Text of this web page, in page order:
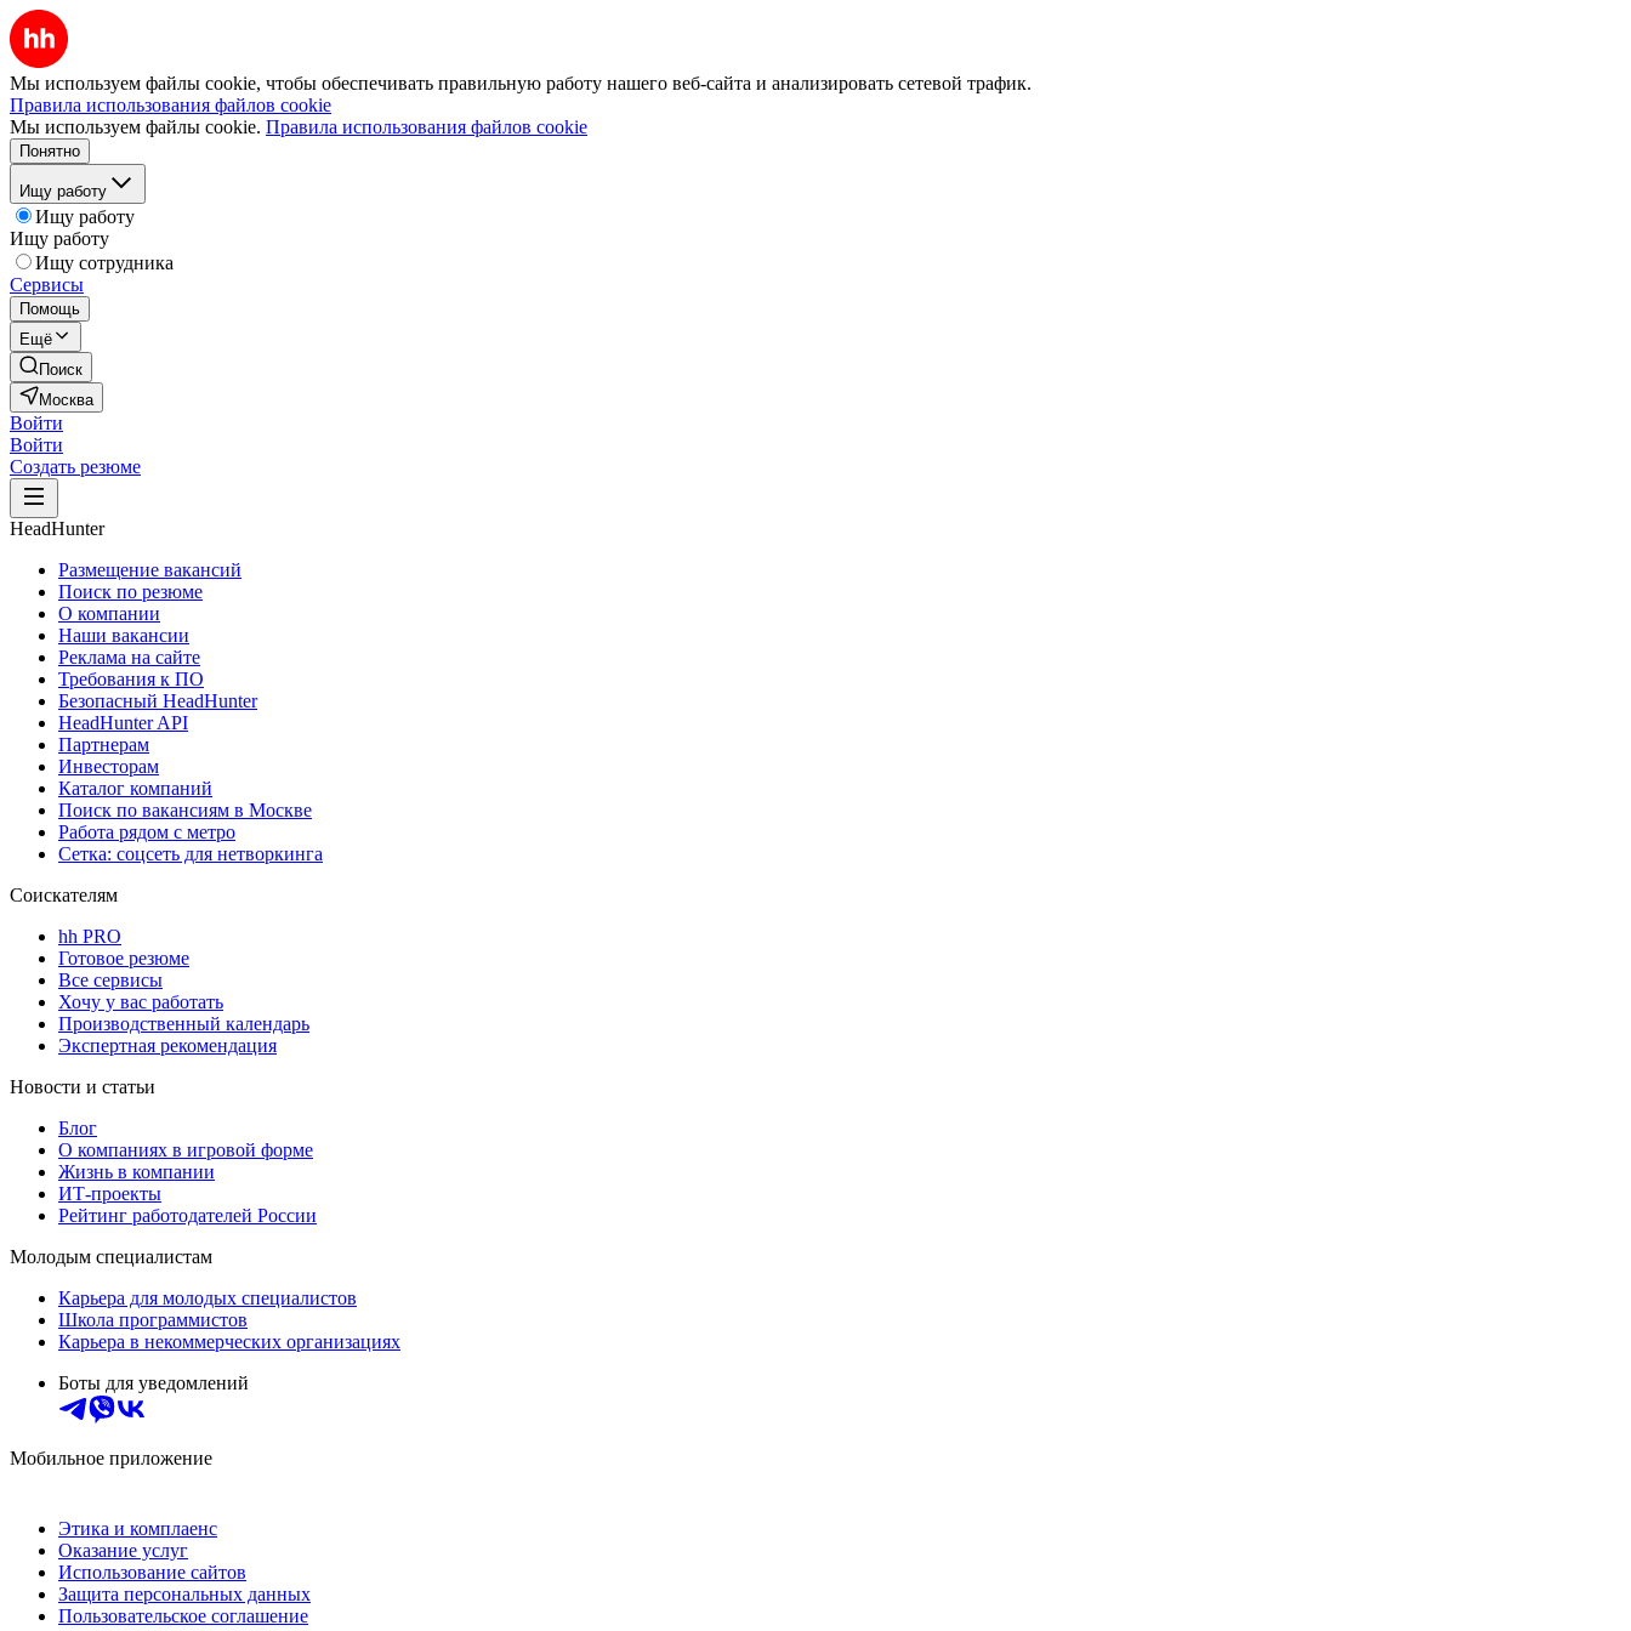
Мы используем файлы cookie, чтобы обеспечивать правильную работу нашего веб-сайта и анализировать сетевой трафик.
Правила использования файлов cookie
Мы используем файлы cookie. Правила использования файлов cookie
Понятно
Ищу работу
Ищу работу
Ищу работу
Ищу сотрудника
Сервисы
Помощь
Ещё
Поиск
Москва
Войти
Войти
Создать резюме
HeadHunter
Размещение вакансий
Поиск по резюме
О компании
Наши вакансии
Реклама на сайте
Требования к ПО
Безопасный HeadHunter
HeadHunter API
Партнерам
Инвесторам
Каталог компаний
Поиск по вакансиям в Москве
Работа рядом с метро
Сетка: соцсеть для нетворкинга
Соискателям
hh PRO
Готовое резюме
Все сервисы
Хочу у вас работать
Производственный календарь
Экспертная рекомендация
Новости и статьи
Блог
О компаниях в игровой форме
Жизнь в компании
ИТ-проекты
Рейтинг работодателей России
Молодым специалистам
Карьера для молодых специалистов
Школа программистов
Карьера в некоммерческих организациях
Боты для уведомлений
Мобильное приложение
Этика и комплаенс
Оказание услуг
Использование сайтов
Защита персональных данных
Пользовательское соглашение